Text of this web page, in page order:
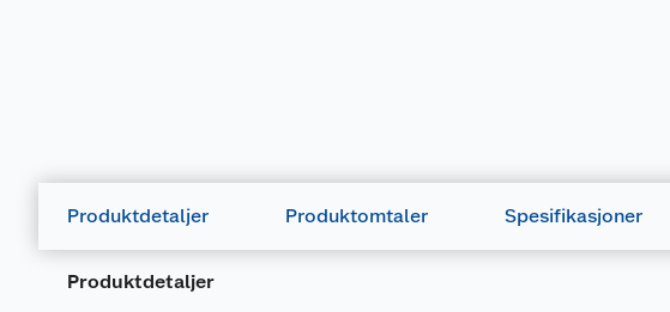
Produktdetaljer Produktomtaler Spesifikasjoner
Produktdetaljer